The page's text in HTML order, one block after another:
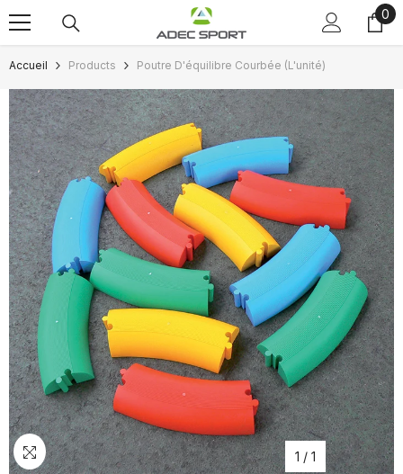
Passer au contenu 0
0
Accueil Products Poutre D'équilibre Courbée (L'unité)
1 / 1